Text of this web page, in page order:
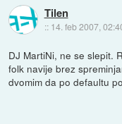
Tilen
:: 14. feb 2007,
DJ MartiNi, ne se slepit.
folk navije brez
dvomim da po defaultu